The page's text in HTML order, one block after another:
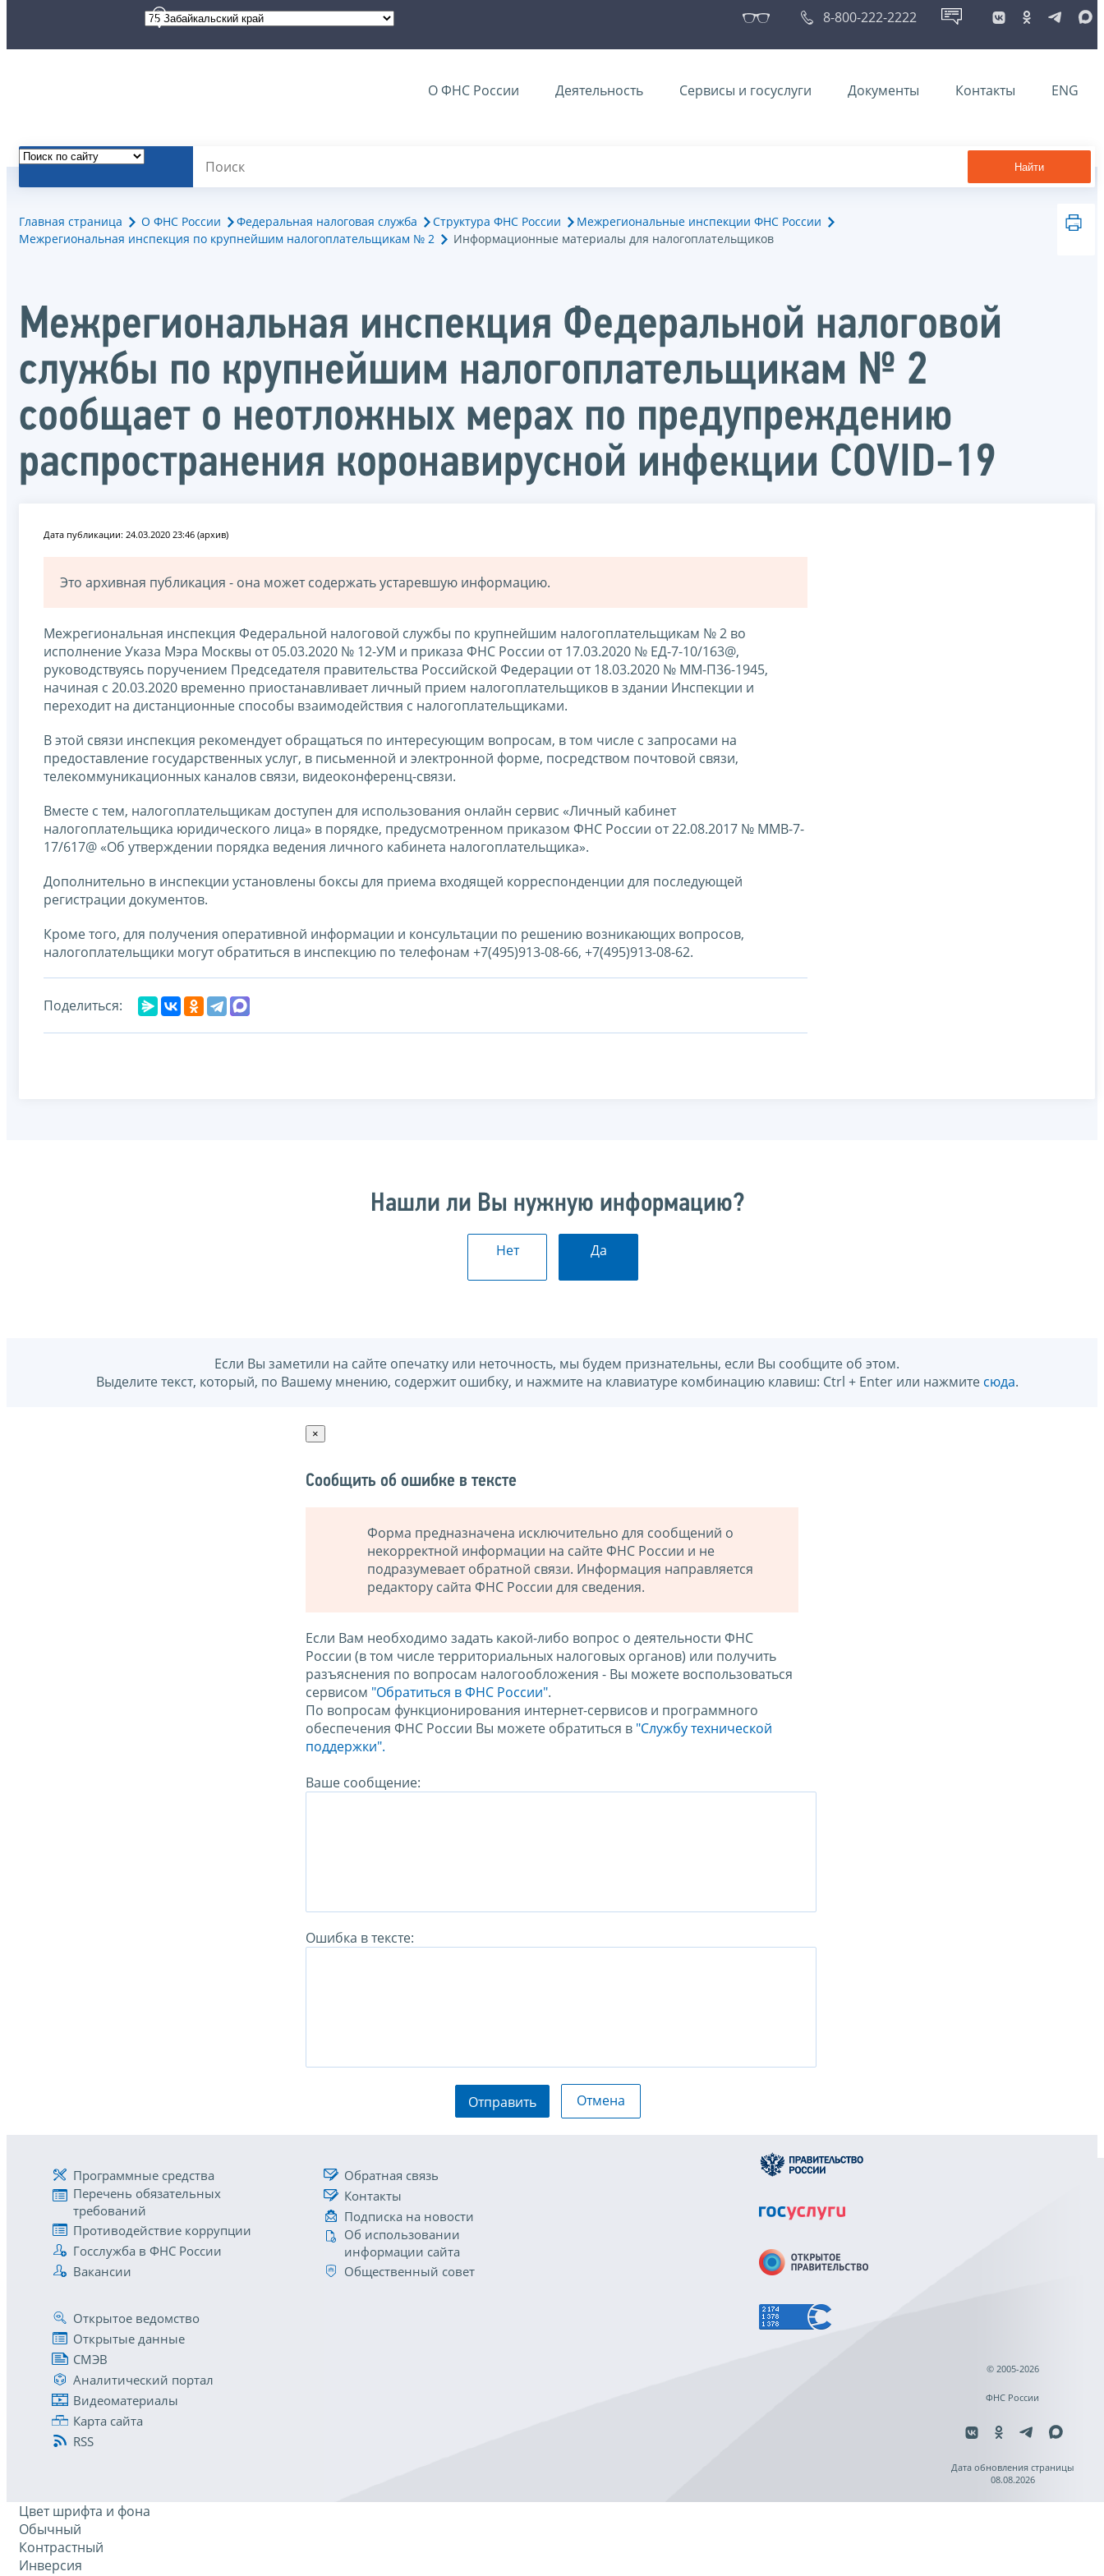
8-800-222-2222
О ФНС России Деятельность Сервисы и госуслуги Документы Контакты ENG
Найти
Главная страница О ФНС России Федеральная налоговая служба Структура ФНС России
Межрегиональные инспекции ФНС России
Межрегиональная инспекция по крупнейшим налогоплательщикам № 2
Информационные материалы для налогоплательщиков
Межрегиональная инспекция Федеральной налоговой
службы по крупнейшим налогоплательщикам № 2
сообщает о неотложных мерах по предупреждению
распространения коронавирусной инфекции COVID-19
Дата публикации: 24.03.2020 23:46 (архив)
Это архивная публикация - она может содержать устаревшую информацию.
Межрегиональная инспекция Федеральной налоговой службы по крупнейшим налогоплательщикам № 2 во
исполнение Указа Мэра Москвы от 05.03.2020 № 12-УМ и приказа ФНС России от 17.03.2020 № ЕД-7-10/163@,
руководствуясь поручением Председателя правительства Российской Федерации от 18.03.2020 № ММ-П36-1945,
начиная с 20.03.2020 временно приостанавливает личный прием налогоплательщиков в здании Инспекции и
переходит на дистанционные способы взаимодействия с налогоплательщиками.
В этой связи инспекция рекомендует обращаться по интересующим вопросам, в том числе с запросами на
предоставление государственных услуг, в письменной и электронной форме, посредством почтовой связи,
телекоммуникационных каналов связи, видеоконференц-связи.
Вместе с тем, налогоплательщикам доступен для использования онлайн сервис «Личный кабинет
налогоплательщика юридического лица» в порядке, предусмотренном приказом ФНС России от 22.08.2017 № ММВ-7-
17/617@ «Об утверждении порядка ведения личного кабинета налогоплательщика».
Дополнительно в инспекции установлены боксы для приема входящей корреспонденции для последующей
регистрации документов.
Кроме того, для получения оперативной информации и консультации по решению возникающих вопросов,
налогоплательщики могут обратиться в инспекцию по телефонам +7(495)913-08-66, +7(495)913-08-62.
Поделиться:
Нашли ли Вы нужную информацию?
Нет Да
Если Вы заметили на сайте опечатку или неточность, мы будем признательны, если Вы сообщите об этом.
Выделите текст, который, по Вашему мнению, содержит ошибку, и нажмите на клавиатуре комбинацию клавиш: Ctrl + Enter или нажмите сюда.
×
Сообщить об ошибке в тексте
Форма предназначена исключительно для сообщений о
некорректной информации на сайте ФНС России и не
подразумевает обратной связи. Информация направляется
редактору сайта ФНС России для сведения.
Если Вам необходимо задать какой-либо вопрос о деятельности ФНС
России (в том числе территориальных налоговых органов) или получить
разъяснения по вопросам налогообложения - Вы можете воспользоваться
сервисом "Обратиться в ФНС России".
По вопросам функционирования интернет-сервисов и программного
обеспечения ФНС России Вы можете обратиться в "Службу технической
поддержки".
Ваше сообщение:
Ошибка в тексте:
Отправить Отмена
Программные средства
Перечень обязательных
требований
Противодействие коррупции
Госслужба в ФНС России
Вакансии
Обратная связь
Контакты
Подписка на новости
Об использовании
информации сайта
Общественный совет
Открытое ведомство
Открытые данные
СМЭВ
Аналитический портал
Видеоматериалы
Карта сайта
RSS
© 2005-2026
ФНС России
Дата обновления страницы
08.08.2026
Цвет шрифта и фона
Обычный
Контрастный
Инверсия